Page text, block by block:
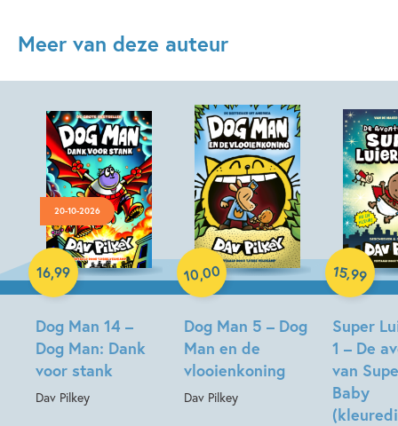
Meer van deze auteur
20-10-2026
Dog Man 14 –
Dog Man: Dank
voor stank
Dav Pilkey
16,99
Hardcover
Dog Man 5 – Dog
Man en de
vlooienkoning
Dav Pilkey
10,00
Paperback
Super
1 – De
van
Baby
15,99
Hardcover